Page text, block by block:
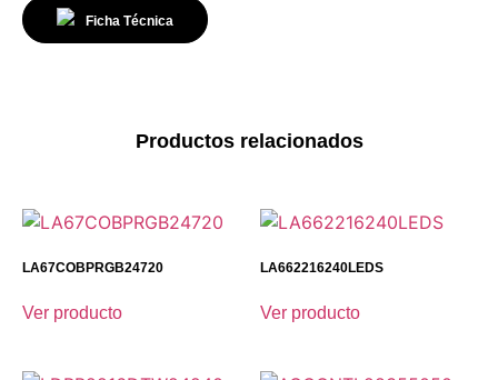
Ficha Técnica
Productos relacionados
LA67COBPRGB24720
Ver producto
LA662216240LEDS
Ver producto